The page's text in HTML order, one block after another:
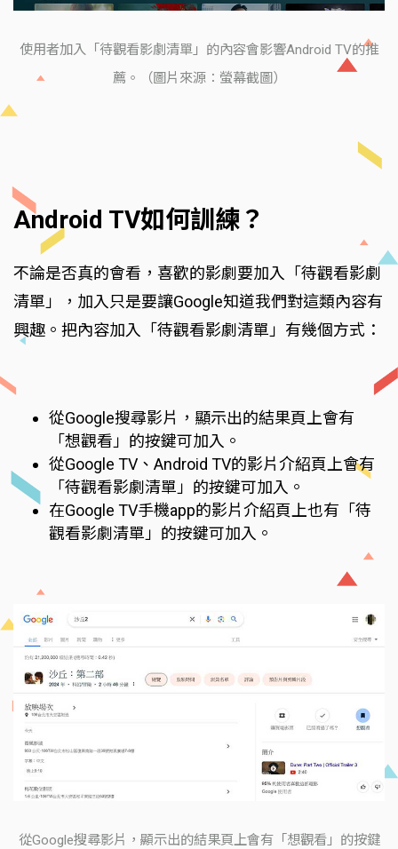
使用者加入「待觀看影劇清單」的內容會影響Android TV的推
薦。（圖片來源：螢幕截圖）
Android TV如何訓練？
不論是否真的會看，喜歡的影劇要加入「待觀看影劇
清單」，加入只是要讓Google知道我們對這類內容有
興趣。把內容加入「待觀看影劇清單」有幾個方式：
從Google搜尋影片，顯示出的結果頁上會有
「想觀看」的按鍵可加入。
從Google TV、Android TV的影片介紹頁上會有
「待觀看影劇清單」的按鍵可加入。
在Google TV手機app的影片介紹頁上也有「待
觀看影劇清單」的按鍵可加入。
從Google搜尋影片，顯示出的結果頁上會有「想觀看」的按鍵